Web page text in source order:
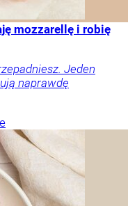
mozzarellę i robię
Jeden
naprawdę